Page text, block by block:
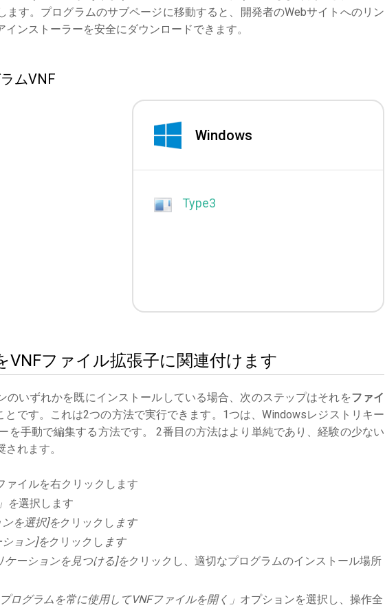
ます。プログラムのサブページに移動すると、開発者のWebサイトへのリン
ンストーラーを安全にダウンロードできます。
ムVNF
Windows
Type3
VNFファイル拡張子に関連付けます
のいずれかを既にインストールしている場合、次のステップはそれをファイ
とです。これは2つの方法で実行できます。1つは、Windowsレジストリキー
を手動で編集する方法です。 2番目の方法はより単純であり、経験の少ない
れます。
ァイルを右クリックします
を選択します
を選択]をクリックし ます
ョン]をクリックし ます
ケーションを見つける]をクリックし、適切なプログラムのインストール場所
プログラムを常に使用してVNFファイルを開く」 オプションを選択し、操作全